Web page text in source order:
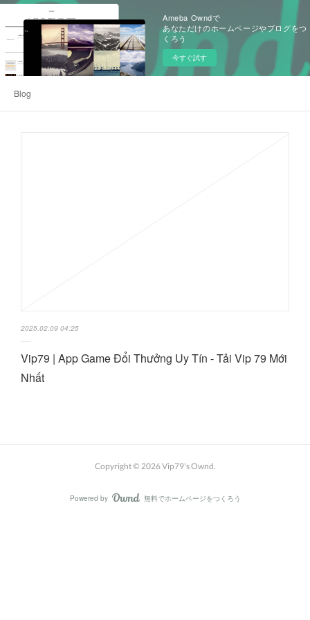
Ameba Owndで
あなただけのホームページやブログをつ
くろう
今すぐ試す
Blog
2025.02.09 04:25
Vip79 | App Game Đổi Thưởng Uy Tín - Tải Vip 79 Mới
Nhất
Copyright © 2026Vip79's Ownd.
Powered by AmebaOwnd
無料でホームページをつくろう